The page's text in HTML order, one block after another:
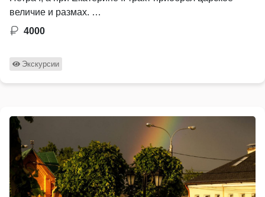
величие и размах. …
4000
Экскурсии